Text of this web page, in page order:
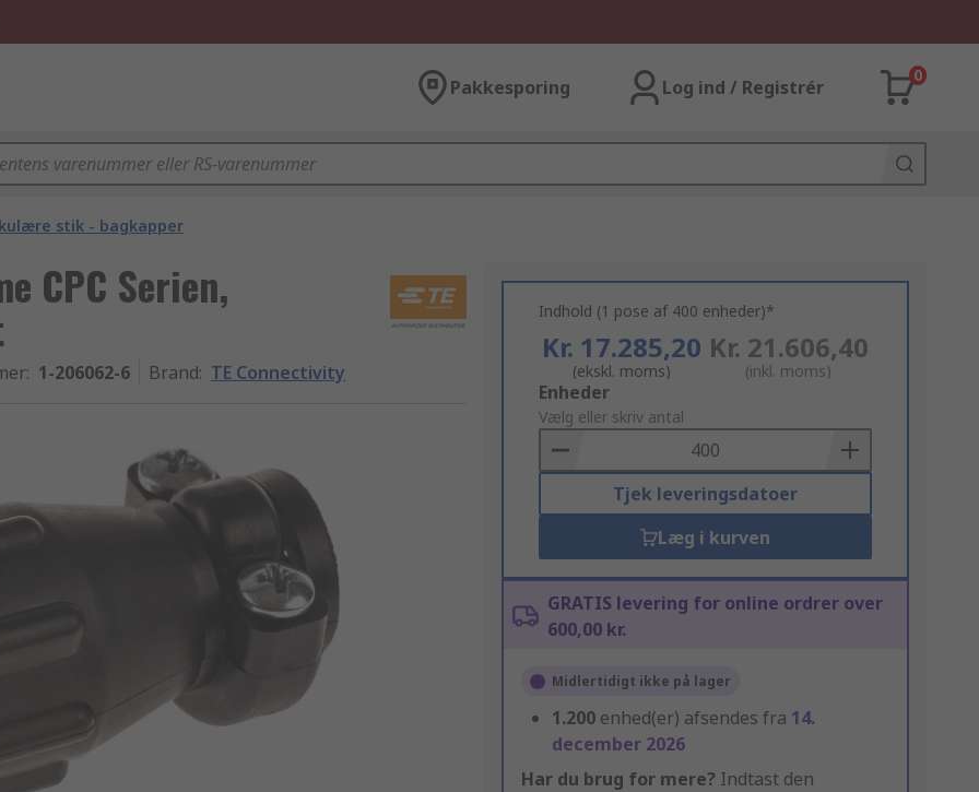
Pakkesporing Log ind / Registrér
0
stik - bagkapper
CPC Serien,
: 1-206062-6 Brand: TE Connectivity
Indhold (1 pose af 400 enheder)*
Kr. 17.285,20
(ekskl. moms)
Kr. 21.606,40
(inkl. moms)
Add
to
Basket
Enheder
Vælg eller skriv antal
Tjek leveringsdatoer
Læg i kurven
GRATIS levering for online ordrer over
600,00 kr.
Midlertidigt ikke på lager
1.200 enhed(er) afsendes fra 14.
december 2026
Har du brug for mere? Indtast den